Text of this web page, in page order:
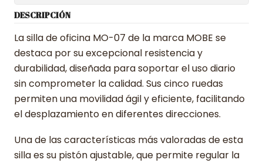
DESCRIPCIÓN
La silla de oficina MO-07 de la marca MOBE se
destaca por su excepcional resistencia y
durabilidad, diseñada para soportar el uso diario
sin comprometer la calidad. Sus cinco ruedas
permiten una movilidad ágil y eficiente, facilitando
el desplazamiento en diferentes direcciones.
Una de las características más valoradas de esta
silla es su pistón ajustable, que permite regular la